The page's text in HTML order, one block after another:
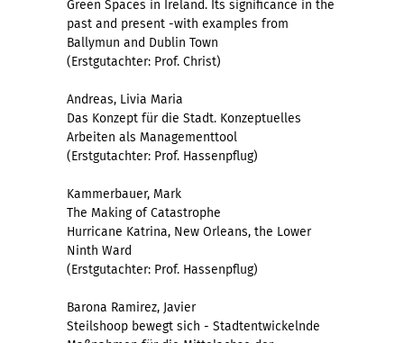
Green Spaces in Ireland. Its significance in the
past and present -with examples from
Ballymun and Dublin Town
(Erstgutachter: Prof. Christ)
Andreas, Livia Maria
Das Konzept für die Stadt. Konzeptuelles
Arbeiten als Managementtool
(Erstgutachter: Prof. Hassenpflug)
Kammerbauer, Mark
The Making of Catastrophe
Hurricane Katrina, New Orleans, the Lower
Ninth Ward
(Erstgutachter: Prof. Hassenpflug)
Barona Ramirez, Javier
Steilshoop bewegt sich - Stadtentwickelnde